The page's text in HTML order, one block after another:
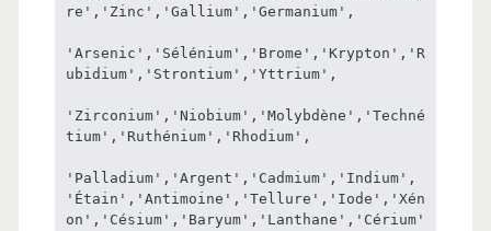
re','Zinc','Gallium','Germanium',
'Arsenic','Sélénium','Brome','Krypton','R
ubidium','Strontium','Yttrium',
'Zirconium','Niobium','Molybdène','Techné
tium','Ruthénium','Rhodium',
'Palladium','Argent','Cadmium','Indium',
'Étain','Antimoine','Tellure','Iode','Xén
on','Césium','Baryum','Lanthane','Cérium'